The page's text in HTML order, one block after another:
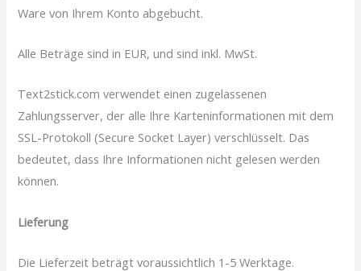
Ware von Ihrem Konto abgebucht.
Alle Beträge sind in EUR, und sind inkl. MwSt.
Text2stick.com verwendet einen zugelassenen
Zahlungsserver, der alle Ihre Karteninformationen mit dem
SSL-Protokoll (Secure Socket Layer) verschlüsselt. Das
bedeutet, dass Ihre Informationen nicht gelesen werden
können.
Lieferung
Die Lieferzeit beträgt voraussichtlich 1-5 Werktage.